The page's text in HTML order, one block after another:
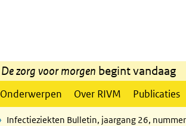
De zorg voor morgen begint vandaag
Onderwerpen Over RIVM Publicaties
Infectieziekten Bulletin, jaargang 26,